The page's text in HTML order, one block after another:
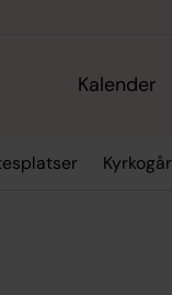
Kalender